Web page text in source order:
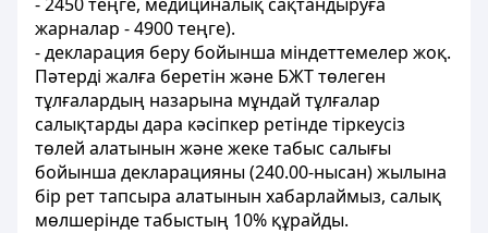
жарналар - 4900 теңге).
- декларация беру бойынша міндеттемелер жоқ.
Пәтерді жалға беретін және БЖТ төлеген
тұлғалардың назарына мұндай тұлғалар
салықтарды дара кәсіпкер ретінде тіркеусіз
төлей алатынын және жеке табыс салығы
бойынша декларацияны (240.00-нысан) жылына
бір рет тапсыра алатынын хабарлаймыз, салық
мөлшерінде табыстың 10% құрайды.